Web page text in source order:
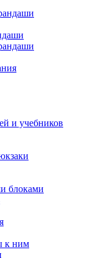
и учебников
блоками
к ним